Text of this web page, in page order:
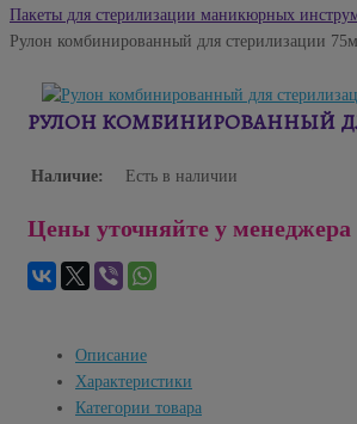
Пакеты для стерилизации маникюрных
Рулон комбинированный для стерилизации
РУЛОН КОМБИНИРОВАННЫЙ
Наличие: Есть в наличии
Цены уточняйте у менеджера
Описание
Характеристики
Категории товара